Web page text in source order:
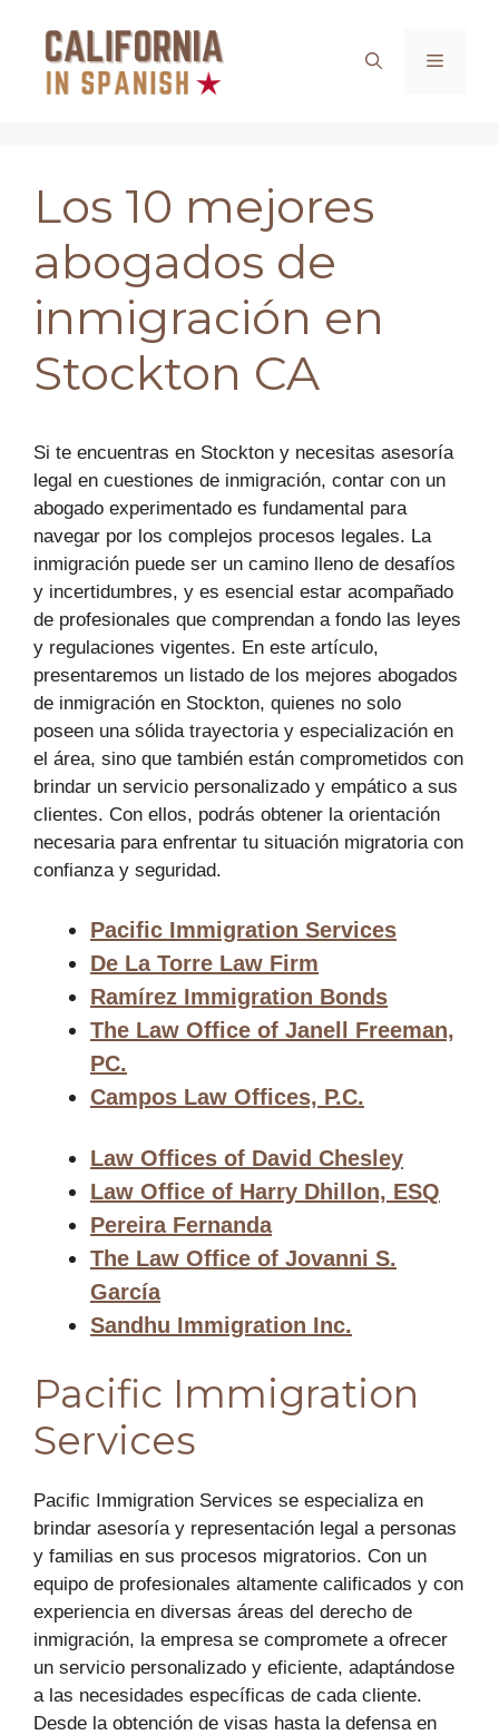
contenido
Menú
Los 10 mejores
abogados de
inmigración en
Stockton CA
Si te encuentras en Stockton y necesitas asesoría
legal en cuestiones de inmigración, contar con un
abogado experimentado es fundamental para
navegar por los complejos procesos legales. La
inmigración puede ser un camino lleno de desafíos
y incertidumbres, y es esencial estar acompañado
de profesionales que comprendan a fondo las leyes
y regulaciones vigentes. En este artículo,
presentaremos un listado de los mejores abogados
de inmigración en Stockton, quienes no solo
poseen una sólida trayectoria y especialización en
el área, sino que también están comprometidos con
brindar un servicio personalizado y empático a sus
clientes. Con ellos, podrás obtener la orientación
necesaria para enfrentar tu situación migratoria con
confianza y seguridad.
Pacific Immigration Services
De La Torre Law Firm
Ramírez Immigration Bonds
The Law Office of Janell Freeman,
PC.
Campos Law Offices, P.C.
Law Offices of David Chesley
Law Office of Harry Dhillon, ESQ
Pereira Fernanda
The Law Office of Jovanni S.
García
Sandhu Immigration Inc.
Pacific Immigration
Services
Pacific Immigration Services se especializa en
brindar asesoría y representación legal a personas
y familias en sus procesos migratorios. Con un
equipo de profesionales altamente calificados y con
experiencia en diversas áreas del derecho de
inmigración, la empresa se compromete a ofrecer
un servicio personalizado y eficiente, adaptándose
a las necesidades específicas de cada cliente.
Desde la obtención de visas hasta la defensa en